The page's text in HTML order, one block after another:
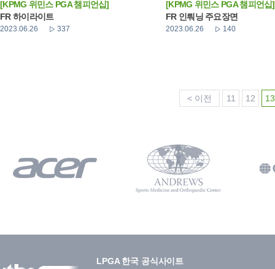
[KPMG 위민스 PGA 챔피언십]
FR 하이라이트
2023.06.26 337
[KPMG 위민스 PGA 챔피언십]
FR 인뤄닝 주요장면
2023.06.26 140
< 이전 11 12 13
LPGA 한국 공식사이트